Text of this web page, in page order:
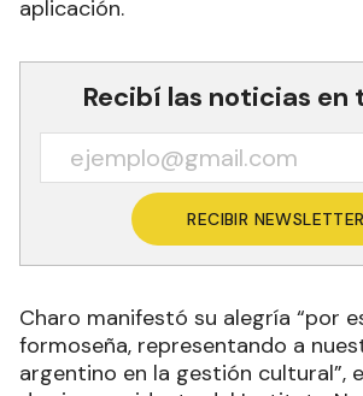
aplicación.
Recibí las noticias en
RECIBIR NEWSLETTER
Charo manifestó su alegría “por
formoseña, representando a
argentino en la gestión cultural”,